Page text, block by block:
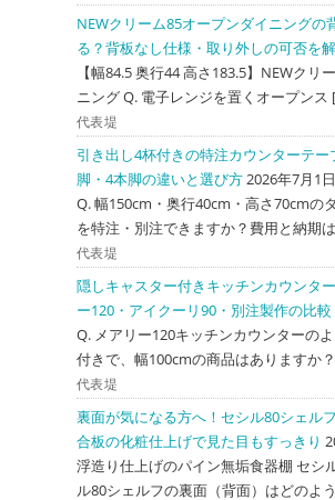
NEWクリーム85オープンダイニングの
る？背板なし仕様・取り外しの可否を
【幅84.5 奥行44 高さ183.5】NEWクリ
ニング Q. 電子レンジを置くオープンス
代表堤
引き出し4杯付きの特注カウンターテ
脚・4本脚の違いと選び方 2026年7月1日
Q. 幅150cm・奥行40cm・高さ70cmの
を特注・別注できますか？費用と納期
代表堤
隠しキャスター付きキッチンカウンタ
ー120・アイクーリ90・別注製作の比較
Q. メアリー120キッチンカウンターの
付きで、幅100cmの商品はありますか
代表堤
裏面が気になる方へ！セシル80シェル
合板の化粧仕上げで見た目もすっきり
浮造り仕上げのパイン無垢食器棚 セシ
ル80シェルフの裏面（背面）はどのよ